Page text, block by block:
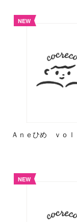
NEW
Ａｎｅひめ ｖｏｌ
NEW